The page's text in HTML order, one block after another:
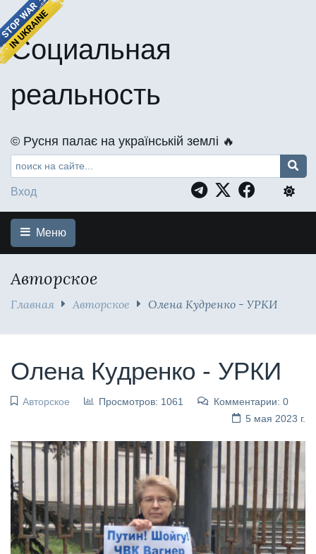
Социальная
реальность
©️ Русня палає на українській землі 🔥
Вход
Меню
Авторское
Главная Авторское Олена Кудренко - УРКИ
Олена Кудренко - УРКИ
Авторское Просмотров: 1061
Комментарии: 0
5 мая 2023 г.